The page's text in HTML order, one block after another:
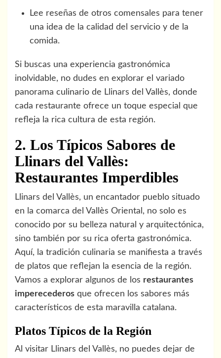
Lee reseñas de otros comensales para tener
una idea de la calidad del servicio y de la
comida.
Si buscas una experiencia gastronómica
inolvidable, no dudes en explorar el variado
panorama culinario de Llinars del Vallès, donde
cada restaurante ofrece un toque especial que
refleja la rica cultura de esta región.
2. Los Típicos Sabores de
Llinars del Vallès:
Restaurantes Imperdibles
Llinars del Vallès, un encantador pueblo situado
en la comarca del Vallès Oriental, no solo es
conocido por su belleza natural y arquitectónica,
sino también por su rica oferta gastronómica.
Aquí, la tradición culinaria se manifiesta a través
de platos que reflejan la esencia de la región.
Vamos a explorar algunos de los restaurantes
imperecederos que ofrecen los sabores más
característicos de esta maravilla catalana.
Platos Típicos de la Región
Al visitar Llinars del Vallès, no puedes dejar de